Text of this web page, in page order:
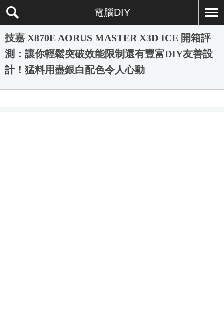
電腦DIY
技嘉 X870E AORUS MASTER X3D ICE 開箱評
測：讓你輕鬆突破效能限制還有豐富DIY友善設
計！猛料用盡銀白配色令人心動